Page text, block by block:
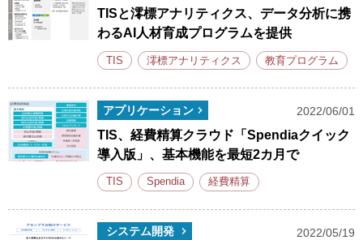
TISと澪標アナリティクス、データ分析に携
わるAI人材育成プログラムを提供
TIS 澪標アナリティクス 教育プログラム
アプリケーション 2022/06/01
TIS、経費精算クラウド「Spendiaクイック
導入版」、基本機能を最短2カ月で
TIS Spendia 経費精算
システム開発 2022/05/19